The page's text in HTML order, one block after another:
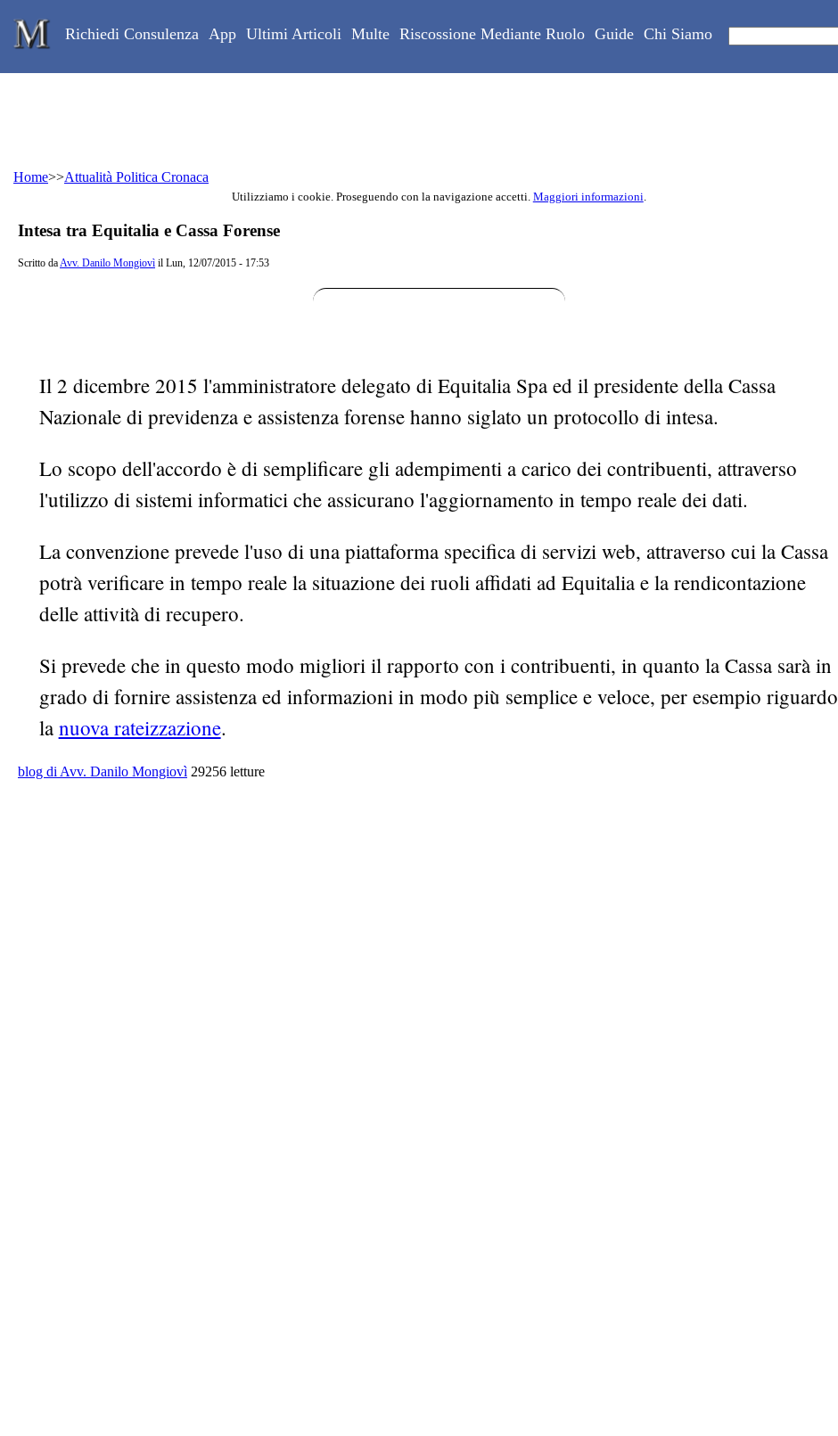
Studio Legale Mongiovì
Richiedi Consulenza App Ultimi Articoli Multe Riscossione Mediante Ruolo Guide Chi Siamo
Home>>Attualità Politica Cronaca
Contenuto principale della pagina
Utilizziamo i cookie. Proseguendo con la navigazione accetti. Maggiori informazioni.
Intesa tra Equitalia e Cassa Forense
Scritto daAvv. Danilo Mongiovì il Lun, 12/07/2015 - 17:53
Il 2 dicembre 2015 l'amministratore delegato di Equitalia Spa ed il presidente della Cassa
Nazionale di previdenza e assistenza forense hanno siglato un protocollo di intesa.
Lo scopo dell'accordo è di semplificare gli adempimenti a carico dei contribuenti, attraverso
l'utilizzo di sistemi informatici che assicurano l'aggiornamento in tempo reale dei dati.
La convenzione prevede l'uso di una piattaforma specifica di servizi web, attraverso cui la Cassa
potrà verificare in tempo reale la situazione dei ruoli affidati ad Equitalia e la rendicontazione
delle attività di recupero.
Si prevede che in questo modo migliori il rapporto con i contribuenti, in quanto la Cassa sarà in
grado di fornire assistenza ed informazioni in modo più semplice e veloce, per esempio riguardo
lanuova rateizzazione.
blog di Avv. Danilo Mongiovì 29256 letture